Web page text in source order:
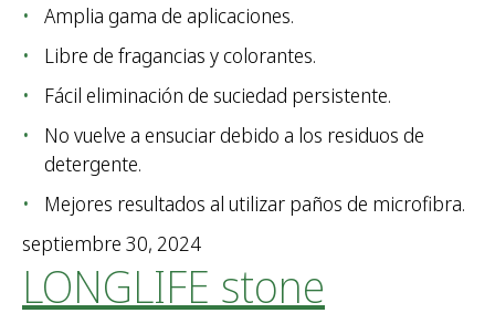
Amplia gama de aplicaciones.
Libre de fragancias y colorantes.
Fácil eliminación de suciedad persistente.
No vuelve a ensuciar debido a los residuos de
detergente.
Mejores resultados al utilizar paños de microfibra.
septiembre 30, 2024
LONGLIFE stone